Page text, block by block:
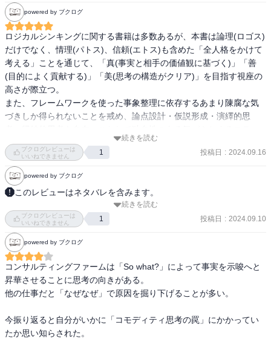
える、思いやりの原理は自分も持って行きたい。
問いには、背景としての後、今後どうなるかの前、外と内、さらに
は視座を上げる高さがある。
心理的盲点に気をつけながら。
powered by ブクログ
ロジカルシンキングに関する書籍は多数あるが、本書は論理(ロゴス)
だけでなく、情理(パトス)、信頼(エトス)も含めた「全人格をかけて
考える」ことを通じて、「真(事実と相手の価値観に基づく)」「善
(目的によく貢献する)」「美(思考の構造がクリア)」を目指す視座の
高さが際立つ。
また、フレームワークを使った事象整理に依存するあまり陳腐な気
づきしか得られないことを戒め、論点設計・仮説形成・演繹的思
プを丁寧に説明している点は、帯にある「あたらしい論理的思考の
教科書」と呼ぶにふさわしい。
四象限のQADIサイクルは、個人的にはオーウェンのデザイン行動モ
デルとのアナロジーを想起させ、デザイン思考との相性のよさを感
じさせる。
続きを読む
ブクログレビューは
いいねできません
1 投稿日 : 2024.09.16
powered by ブクログ
このレビューはネタバレを含みます。
序章:なぜ、ロジカルシンキングのアプデが必要か
・思考の型に込めた4つのキーコンセプト
1.論理的整合性から論理的意外性へ
2.客観性の一辺倒から主観と客観の知的バランスへ
3.自己中心的か論理から他者配慮の情理へ
4.規則主義から型と破れの戯れへ
かを指して目的ドリブンの思考は何のために何を目指してどのよう
に達成するか、の成果創出のストーリーの描き方
続きを読む
ブクログレビューは
いいねできません
1 投稿日 : 2024.09.10
powered by ブクログ
コンサルティングファームは「So what?」によって事実を示唆へと
昇華させることに思考の向きがある。
他の仕事だと「なぜなぜ」で原因を掘り下げることが多い。
今振り返ると自分がいかに「コモディティ思考の罠」にかかってい
たか思い知らされた。